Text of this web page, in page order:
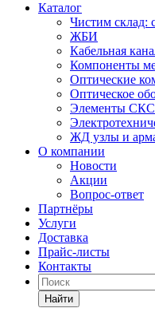
Каталог
Чистим склад:
ЖБИ
Кабельная
Компоненты
Оптические
Оптическое
Элементы СКС
ЖД узлы и
О компании
Новости
Акции
Вопрос-ответ
Партнёры
Услуги
Доставка
Прайс-листы
Контакты
Найти